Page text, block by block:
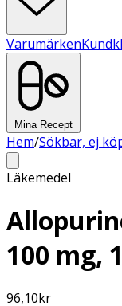
Varumärken
Mina Recept
Hem/Sökbar, ej
Läkemedel
100 mg,
96,10kr